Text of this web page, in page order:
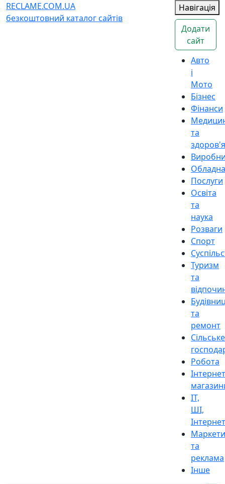
RECLAME.COM.UA
безкоштовний каталог сайтів
Навігація
Додати
сайт
Авто
і
Мото
Бізнес
Фінанси
та
здоров'я
Послуги
Освіта
та
наука
Розваги
Спорт
Туризм
та
та
ремонт
Сільське
Робота
Інтернет
ІТ,
ШІ,
Інтернет
та
реклама
Інше